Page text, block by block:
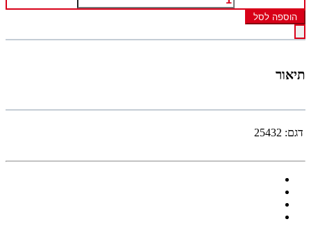
הוספה לסל
תיאור
דגם: 25432